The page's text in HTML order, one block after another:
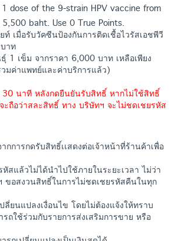
dose of the 9-strain HPV vaccine from
baht. Use 0 True Points.
เมื่อรับวัคซีนป้องกันการติดเชื้อไวรัสเอชพีวี
าท
1 เข็ม จากราคา 6,000 บาท เหลือเพียง
มค่าแพทย์และค่าบริการแล้ว)
30 นาที หลังกดยืนยันรับสิทธิ์ หากไม่ใช้สิทธิ์
ะถือว่าสละสิทธิ์ ทาง บริษัทฯ จะไม่ชดเชยรหัส
กการกดรับสิทธิ์เเสดงต่อเจ้าหน้าที่ร้านค้าเพื่อ
สแล้วไม่ได้นำไปใช้ภายในระยะเวลา ไม่ว่า
ขอสงวนสิทธิ์ในการไม่ชดเชยรหัสคืนในทุก
ลี่ยนแปลงเงื่อนไข โดยไม่ต้องแจ้งให้ทราบ
ถใช้ร่วมกับรายการส่งเสริมการขาย หรือ